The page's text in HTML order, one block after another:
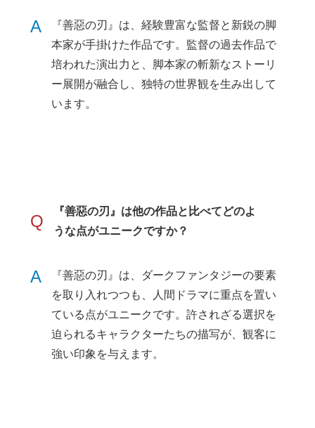
A
『善惡の刃』は、経験豊富な監督と新鋭の脚
本家が手掛けた作品です。監督の過去作品で
培われた演出力と、脚本家の斬新なストーリ
ー展開が融合し、独特の世界観を生み出して
います。
Q
『善惡の刃』は他の作品と比べてどのよ
うな点がユニークですか？
A
『善惡の刃』は、ダークファンタジーの要素
を取り入れつつも、人間ドラマに重点を置い
ている点がユニークです。許されざる選択を
迫られるキャラクターたちの描写が、観客に
強い印象を与えます。